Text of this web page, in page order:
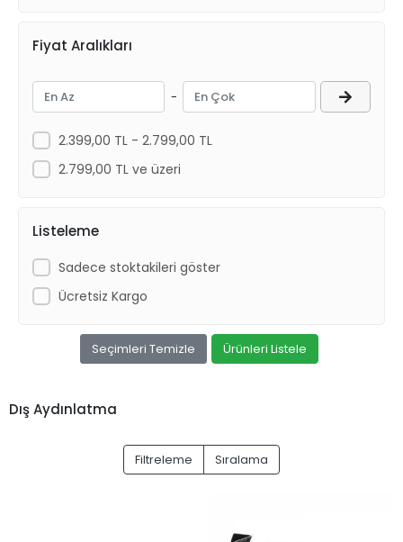
Fiyat Aralıkları
-
2.399,00 TL - 2.799,00 TL
2.799,00 TL ve üzeri
Listeleme
Sadece stoktakileri göster
Ücretsiz Kargo
Seçimleri Temizle Ürünleri Listele
Dış Aydınlatma
Filtreleme Sıralama